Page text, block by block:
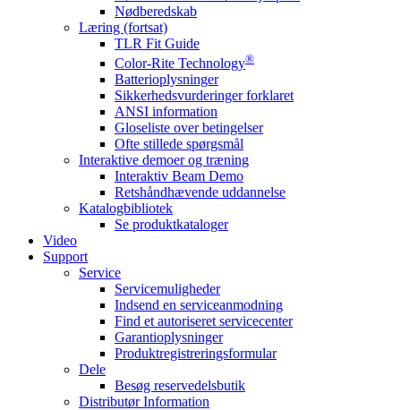
Nødberedskab
Læring (fortsat)
TLR Fit Guide
Color-Rite Technology®
Batterioplysninger
Sikkerhedsvurderinger forklaret
ANSI information
Gloseliste over betingelser
Ofte stillede spørgsmål
Interaktive demoer og træning
Interaktiv Beam Demo
Retshåndhævende uddannelse
Katalogbibliotek
Se produktkataloger
Video
Support
Service
Servicemuligheder
Indsend en serviceanmodning
Find et autoriseret servicecenter
Garantioplysninger
Produktregistreringsformular
Dele
Besøg reservedelsbutik
Distributør Information